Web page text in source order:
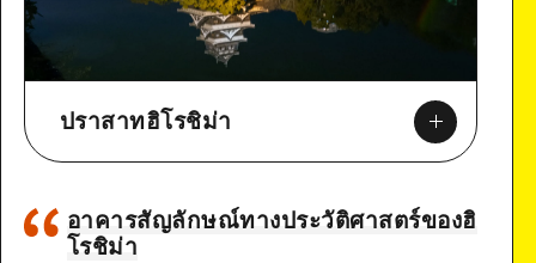
ปราสาทฮิโรชิม่า
อาคารสัญลักษณ์ทางประวัติศาสตร์ของฮิ
โรชิม่า